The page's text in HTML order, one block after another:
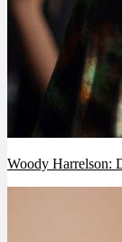
Woody Harrelson: